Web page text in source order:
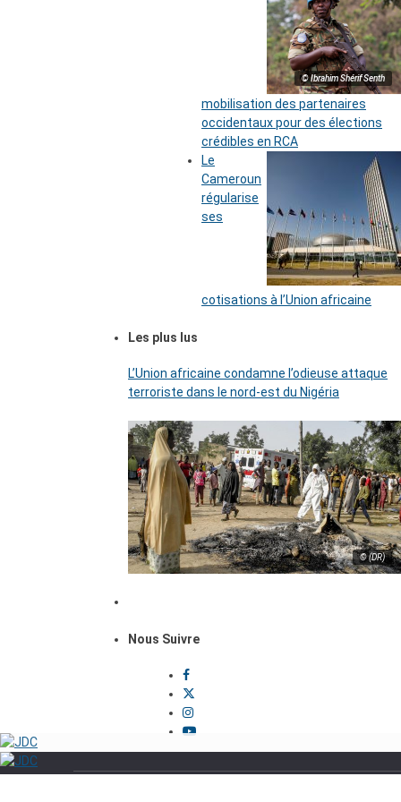
© Ibrahim Shérif Senth
mobilisation des partenaires
occidentaux pour des élections
crédibles en RCA
Le
Cameroun
régularise
ses
cotisations à l’Union africaine
Les plus lus
L’Union africaine condamne l’odieuse attaque
terroriste dans le nord-est du Nigéria
© (DR)
Nous Suivre